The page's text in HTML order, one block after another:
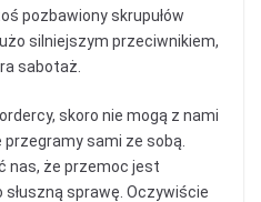
pozbawiony skrupułów
silniejszym przeciwnikiem,
sabotaż.
skoro nie mogą z nami
przegramy sami ze sobą.
nas, że przemoc jest
sprawę. Oczywiście